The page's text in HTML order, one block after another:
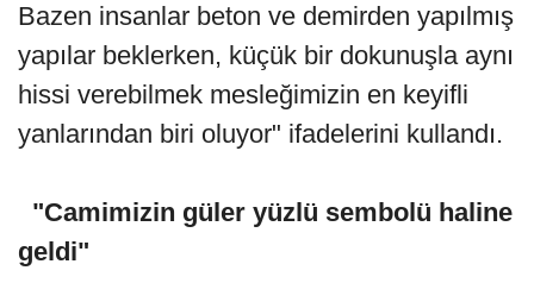
Bazen insanlar beton ve demirden yapılmış
yapılar beklerken, küçük bir dokunuşla aynı
hissi verebilmek mesleğimizin en keyifli
yanlarından biri oluyor" ifadelerini kullandı.
"Camimizin güler yüzlü sembolü haline
geldi"